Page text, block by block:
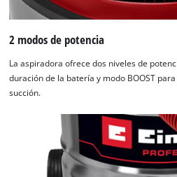
2 modos de potencia
La aspiradora ofrece dos niveles de
duración de la batería y modo BOOST
succión.